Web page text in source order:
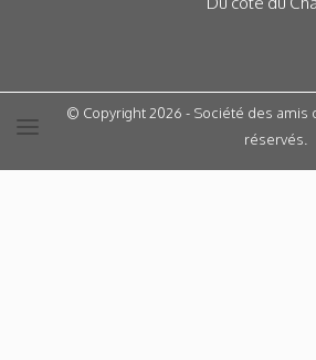
© Copyright 2026 - Société des amis
réservés.